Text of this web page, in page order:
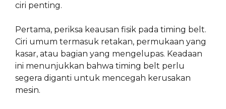
ciri penting.
Pertama, periksa keausan fisik pada timing belt.
Ciri umum termasuk retakan, permukaan yang
kasar, atau bagian yang mengelupas. Keadaan
ini menunjukkan bahwa timing belt perlu
segera diganti untuk mencegah kerusakan
mesin.